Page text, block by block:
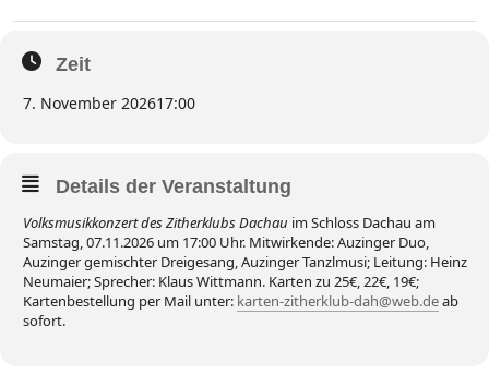
Zeit
7. November 202617:00
Details der Veranstaltung
Volksmusikkonzert des Zitherklubs Dachau im Schloss Dachau am
Samstag, 07.11.2026 um 17:00 Uhr. Mitwirkende: Auzinger Duo,
Auzinger gemischter Dreigesang, Auzinger Tanzlmusi; Leitung: Heinz
Neumaier; Sprecher: Klaus Wittmann. Karten zu 25€, 22€, 19€;
Kartenbestellung per Mail unter: karten-zitherklub-dah@web.deab
sofort.